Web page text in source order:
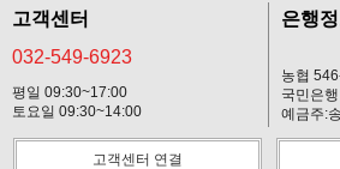
고객센터
032-549-6923
평일 09:30~17:00
토요일 09:30~14:00
은행
농협
국민은
예금주:
고객센터 연결